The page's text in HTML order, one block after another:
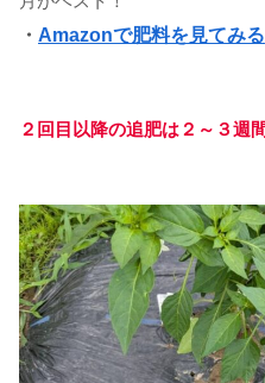
・ Amazonで肥料を見てみる
２回目以降の追肥は２～３週